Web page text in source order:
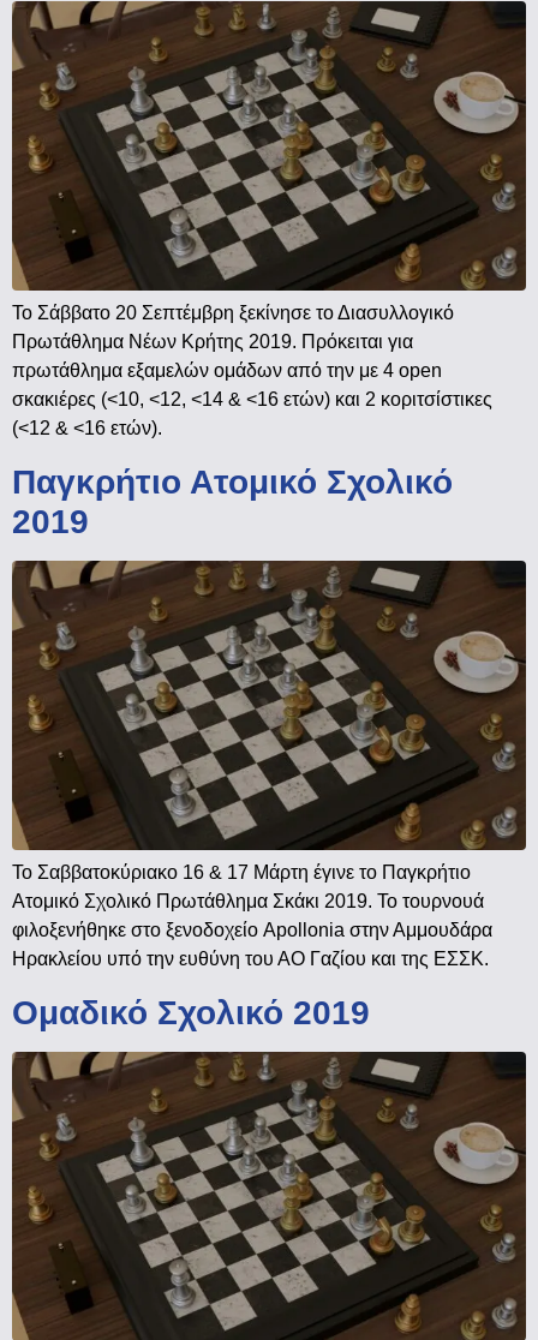
Το Σάββατο 20 Σεπτέμβρη ξεκίνησε το Διασυλλογικό
Πρωτάθλημα Νέων Κρήτης 2019. Πρόκειται για
πρωτάθλημα εξαμελών ομάδων από την με 4 open
σκακιέρες (<10, <12, <14 & <16 ετών) και 2 κοριτσίστικες
(<12 & <16 ετών).
Παγκρήτιο Ατομικό Σχολικό
2019
Το Σαββατοκύριακο 16 & 17 Μάρτη έγινε το Παγκρήτιο
Ατομικό Σχολικό Πρωτάθλημα Σκάκι 2019. Το τουρνουά
φιλοξενήθηκε στο ξενοδοχείο Apollonia στην Αμμουδάρα
Ηρακλείου υπό την ευθύνη του ΑΟ Γαζίου και της ΕΣΣΚ.
Ομαδικό Σχολικό 2019